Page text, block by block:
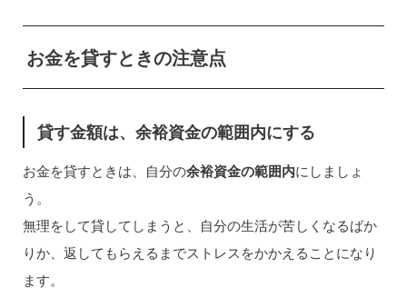
お金を貸すときの注意点
貸す金額は、余裕資金の範囲内にする
お金を貸すときは、自分の余裕資金の範囲内にしましょ
う。
無理をして貸してしまうと、自分の生活が苦しくなるばか
りか、返してもらえるまでストレスをかかえることになり
ます。